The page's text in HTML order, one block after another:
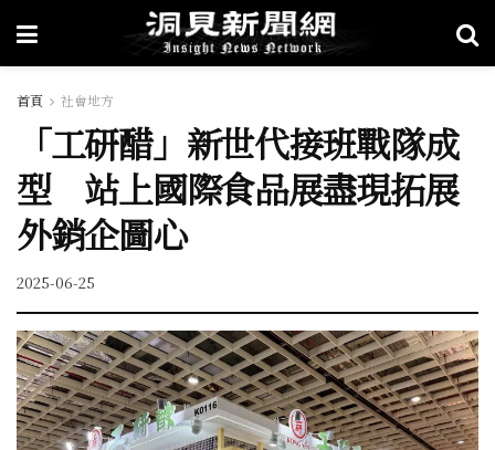
首頁 社會地方
「工研醋」新世代接班戰隊成
型 站上國際食品展盡現拓展
外銷企圖心
2025-06-25